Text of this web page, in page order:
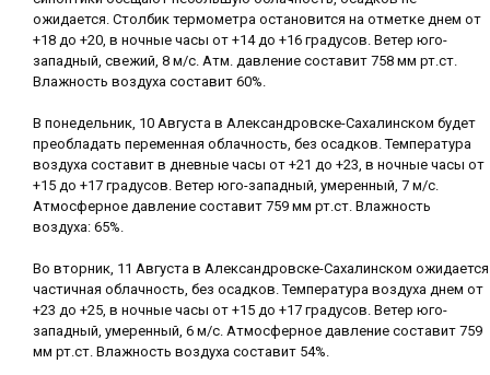
ожидается. Столбик термометра остановится на отметке днем от
+18 до +20, в ночные часы от +14 до +16 градусов. Ветер юго-
западный, свежий, 8 м/с. Атм. давление составит 758 мм рт.ст.
Влажность воздуха составит 60%.
В понедельник, 10 Августа в Александровске-Сахалинском будет
преобладать переменная облачность, без осадков. Температура
воздуха составит в дневные часы от +21 до +23, в ночные часы от
+15 до +17 градусов. Ветер юго-западный, умеренный, 7 м/с.
Атмосферное давление составит 759 мм рт.ст. Влажность
воздуха: 65%.
Во вторник, 11 Августа в Александровске-Сахалинском ожидается
частичная облачность, без осадков. Температура воздуха днем от
+23 до +25, в ночные часы от +15 до +17 градусов. Ветер юго-
западный, умеренный, 6 м/с. Атмосферное давление составит 759
мм рт.ст. Влажность воздуха составит 54%.